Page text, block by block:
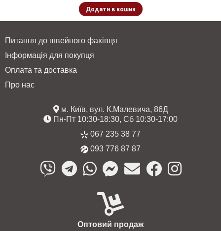
Додати в кошик
Питання до швейного фахівця
Інформація для покупця
Оплата та доставка
Про нас
м. Київ, вул. К.Малевича, 86Д
Пн-Пт 10:30-18:30, Сб 10:30-17:00
067 235 38 77
093 776 87 87
Оптовий продаж